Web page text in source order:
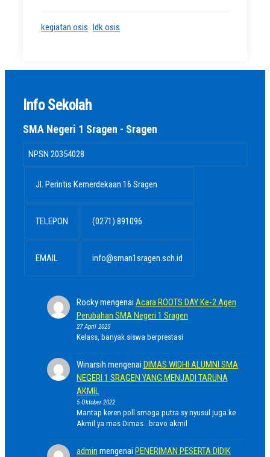
kegiatan osis ldk osis
Info Sekolah
SMA Negeri 1 Sragen - Sragen
NPSN 20354028
Jl. Perintis Kemerdekaan 16 Sragen
TELEPON (0271) 891096
EMAIL info@sman1sragen.sch.id
Rockymengenai Acara ROOTS DAY Ke-2 Agen
Perubahan SMA Negeri 1 Sragen
27 April 2025
Kelass, banyak siswa berprestasi
Winarsih mengenai DIMAS WIDHI ALUMNI SMA
NEGERI 1 SRAGEN YANG MENJADI TARUNA
AKMIL
5 Oktober 2022
Mantap keren poll smoga putra sy nyusul juga ke
Akmil ya mas Dimas...bravo akmil
admin mengenai PENERIMAN PESERTA DIDIK